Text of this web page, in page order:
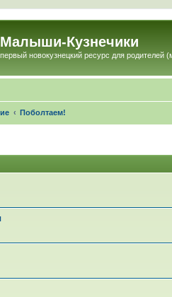
Малыши-Кузнечики
первый новокузнецкий ресурс для родителей
Поболтаем!